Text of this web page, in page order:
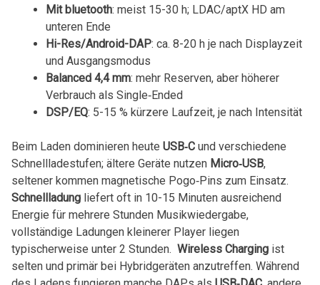
Mit⁢ bluetooth: meist 15-30 h; LDAC/aptX HD am‌
unteren Ende
Hi-Res/Android-DAP: ca. 8-20 h je nach Displayzeit
und Ausgangsmodus
Balanced 4,4 mm: ‌mehr Reserven, aber höherer
Verbrauch als Single‑Ended
DSP/EQ: 5-15 % ⁣kürzere Laufzeit, je nach Intensität
Beim Laden dominieren heute USB‑Cund verschiedene⁤
Schnellladestufen; ältere Geräte nutzen Micro‑USB,
seltener kommen ‍magnetische‍ Pogo‑Pins zum Einsatz.
Schnellladungliefert oft in 10-15 Minuten ausreichend
Energie für mehrere Stunden Musikwiedergabe,
vollständige Ladungen ‍kleinerer Player liegen
typischerweise unter 2 Stunden. ⁤ Wireless Chargingist
selten und primär bei Hybridgeräten anzutreffen. Während